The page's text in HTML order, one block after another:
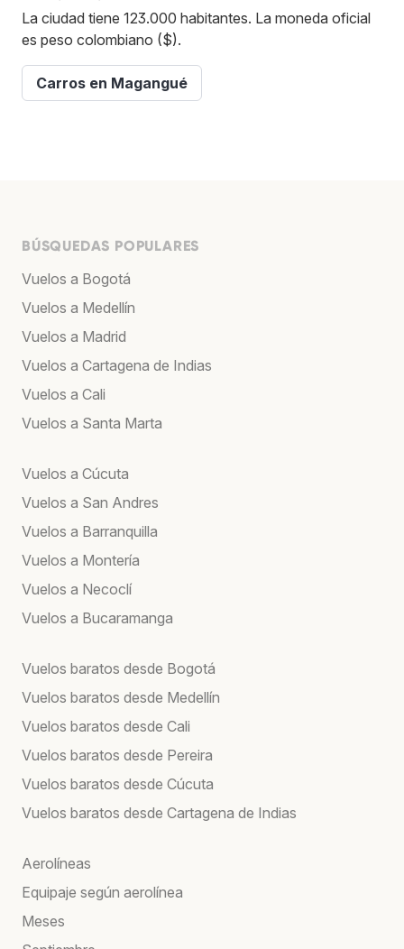
La ciudad tiene 123.000 habitantes. La moneda oficial
es peso colombiano ($).
Carros en Magangué
BÚSQUEDAS POPULARES
Vuelos a Bogotá
Vuelos a Medellín
Vuelos a Madrid
Vuelos a Cartagena de Indias
Vuelos a Cali
Vuelos a Santa Marta
Vuelos a Cúcuta
Vuelos a San Andres
Vuelos a Barranquilla
Vuelos a Montería
Vuelos a Necoclí
Vuelos a Bucaramanga
Vuelos baratos desde Bogotá
Vuelos baratos desde Medellín
Vuelos baratos desde Cali
Vuelos baratos desde Pereira
Vuelos baratos desde Cúcuta
Vuelos baratos desde Cartagena de Indias
Aerolíneas
Equipaje según aerolínea
Meses